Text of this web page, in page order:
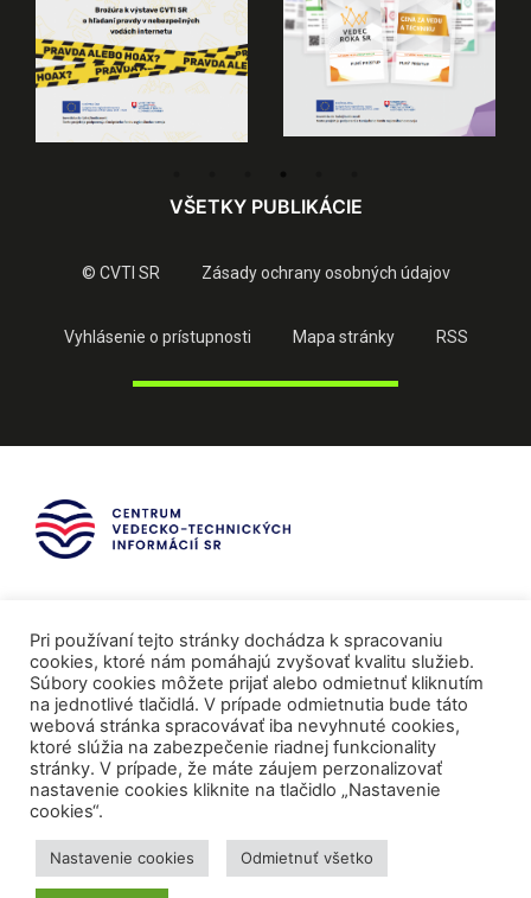
VŠETKY PUBLIKÁCIE
© CVTI SR Zásady ochrany osobných údajov
Vyhlásenie o prístupnosti Mapa stránky RSS
Mediálni partneri
Pri používaní tejto stránky dochádza k spracovaniu
cookies, ktoré nám pomáhajú zvyšovať kvalitu služieb.
Súbory cookies môžete prijať alebo odmietnuť kliknutím
na jednotlivé tlačidlá. V prípade odmietnutia bude táto
webová stránka spracovávať iba nevyhnuté cookies,
ktoré slúžia na zabezpečenie riadnej funkcionality
stránky. V prípade, že máte záujem perzonalizovať
nastavenie cookies kliknite na tlačidlo „Nastavenie
cookies“.
Nastavenie cookies Odmietnuť všetko